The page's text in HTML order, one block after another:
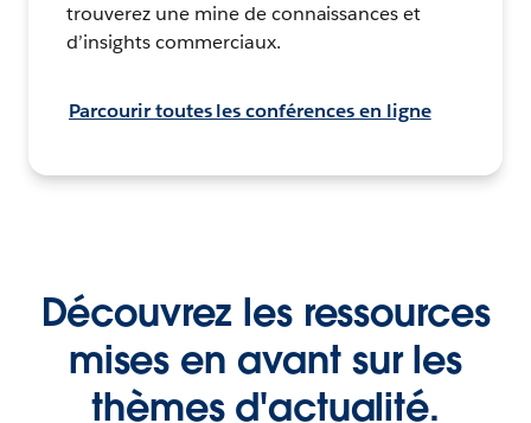
trouverez une mine de connaissances et
d’insights commerciaux.
Parcourir toutes les conférences en ligne
Découvrez les ressources
mises en avant sur les
thèmes d'actualité.